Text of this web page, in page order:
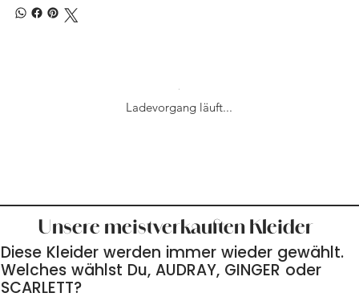
Ladevorgang läuft...
Unsere meistverkauften Kleider
Diese Kleider werden immer wieder gewählt.
Welches wählst Du, AUDRAY, GINGER oder
SCARLETT?